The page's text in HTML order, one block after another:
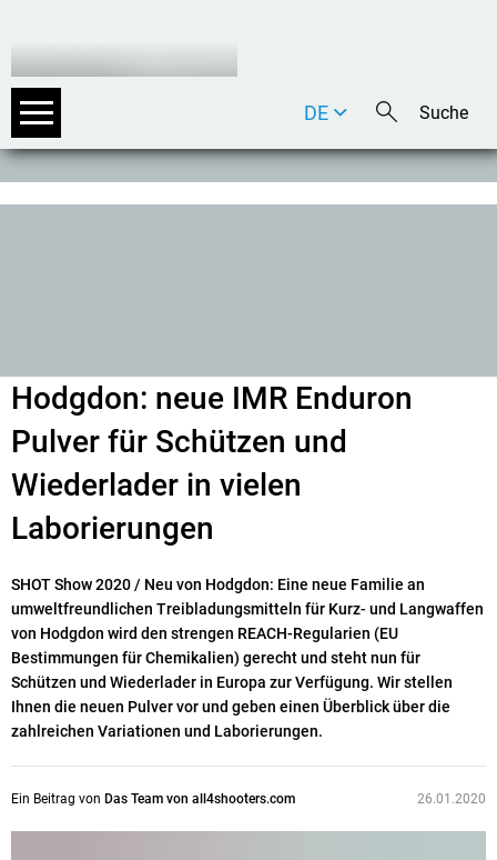
DE
EN
Hodgdon: neue IMR Enduron
Pulver für Schützen und
Wiederlader in vielen
Laborierungen
SHOT Show 2020 / Neu von Hodgdon: Eine neue Familie an
umweltfreundlichen Treibladungsmitteln für Kurz- und Langwaffen
von Hodgdon wird den strengen REACH-Regularien (EU
Bestimmungen für Chemikalien) gerecht und steht nun für
Schützen und Wiederlader in Europa zur Verfügung. Wir stellen
Ihnen die neuen Pulver vor und geben einen Überblick über die
zahlreichen Variationen und Laborierungen.
Ein Beitrag von Das Team von all4shooters.com 26.01.2020